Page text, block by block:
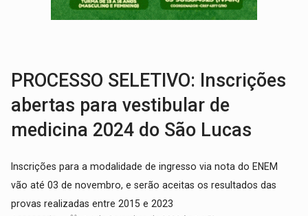
MATERIAL:Brasil tem grandes reservas de urânio, mas produz pouco e
PROCESSO SELETIVO: Inscrições
abertas para vestibular de
medicina 2024 do São Lucas
Inscrições para a modalidade de ingresso via nota do ENEM
vão até 03 de novembro, e serão aceitas os resultados das
provas realizadas entre 2015 e 2023